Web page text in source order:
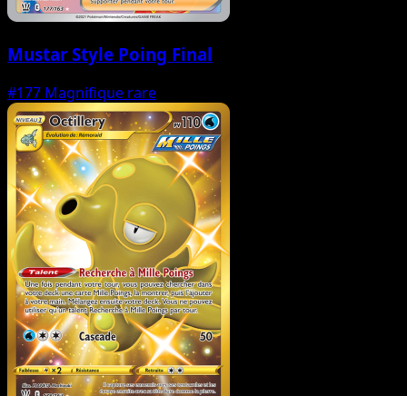
Mustar Style Poing Final
#177 Magnifique rare